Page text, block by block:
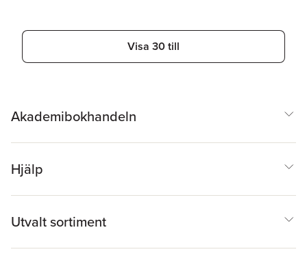
Visa 30 till
Akademibokhandeln
Hjälp
Utvalt sortiment